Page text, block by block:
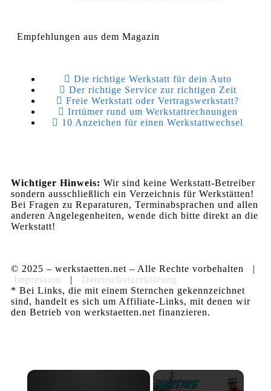
Empfehlungen aus dem Magazin
Die richtige Werkstatt für dein Auto
Der richtige Service zur richtigen Zeit
Freie Werkstatt oder Vertragswerkstatt?
Irrtümer rund um Werkstattrechnungen
10 Anzeichen für einen Werkstattwechsel
Wichtiger Hinweis: Wir sind keine Werkstatt-Betreiber
sondern ausschließlich ein Verzeichnis für Werkstätten!
Bei Fragen zu Reparaturen, Terminabsprachen und allen
anderen Angelegenheiten, wende dich bitte direkt an die
Werkstatt!
© 2025 – werkstaetten.net – Alle Rechte vorbehalten |
Impressum
| Datenschutzerklärung
* Bei Links, die mit einem Sternchen gekennzeichnet
sind, handelt es sich um Affiliate-Links, mit denen wir
den Betrieb von werkstaetten.net finanzieren.
×